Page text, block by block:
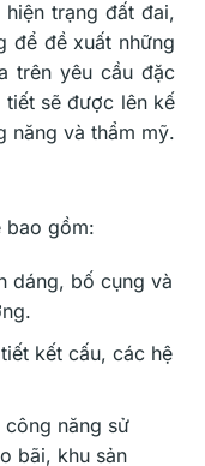
hiện trạng đất đai,
để đề xuất những
trên yêu cầu đặc
tiết sẽ được lên kế
năng và thẩm mỹ.
bao gồm:
dáng, bố cụng và
kết cấu, các hệ
năng sử
bãi, khu sản